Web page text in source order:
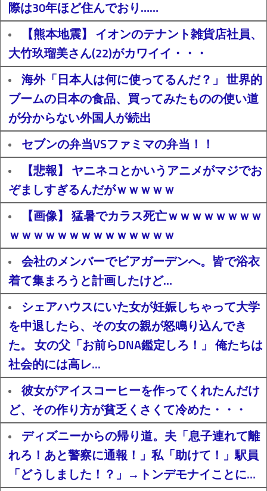
際は30年ほど住んでおり……
【熊本地震】 イオンのテナント雑貨店社員、
大竹玖瑠美さん(22)がカワイイ・・・
海外「日本人は何に使ってるんだ？」 世界的
ブームの日本の食品、買ってみたものの使い道
が分からない外国人が続出
セブンの弁当VSファミマの弁当！！
【悲報】 ヤニネコとかいうアニメがマジでお
ぞましすぎるんだがｗｗｗｗｗ
【画像】 猛暑でカラス死亡ｗｗｗｗｗｗｗｗ
ｗｗｗｗｗｗｗｗｗｗｗｗｗｗ
会社のメンバーでビアガーデンへ。皆で浴衣
着て集まろうと計画したけど…
シェアハウスにいた女が妊娠しちゃって大学
を中退したら、その女の親が怒鳴り込んでき
た。 女の父「お前らDNA鑑定しろ！」 俺たちは
社会的には高レ...
彼女がアイスコーヒーを作ってくれたんだけ
ど、その作り方が貧乏くさくて冷めた・・・
ディズニーからの帰り道。夫「息子連れて離
れろ！あと警察に通報！」私「助けて！」駅員
「どうしました！？」→トンデモナイことに…